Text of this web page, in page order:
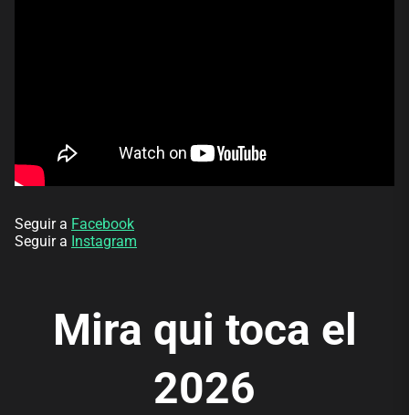
Seguir a Facebook
Seguir a Instagram
Mira qui toca el
2026